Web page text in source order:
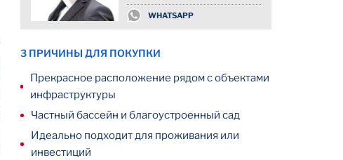
3 ПРИЧИНЫ ДЛЯ ПОКУПКИ
Прекрасное расположение рядом с объектами
инфраструктуры
Частный бассейн и благоустроенный сад
Идеально подходит для проживания или
инвестиций
WHATSAPP